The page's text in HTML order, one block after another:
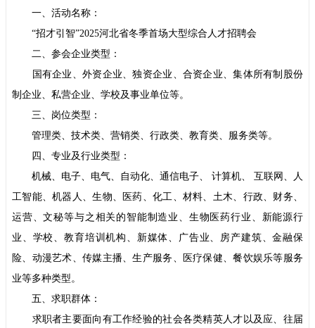
一、活动名称：
“招才引智”2025河北省冬季首场大型综合人才招聘会
二、参会企业类型：
国有企业、外资企业、独资企业、合资企业、集体所有制股份
制企业、私营企业、学校及事业单位等。
三、岗位类型：
管理类、技术类、营销类、行政类、教育类、服务类等。
四、专业及行业类型：
机械、电子、电气、自动化、通信电子、 计算机、 互联网、人
工智能、机器人、生物、医药、化工、材料、土木、行政、财务、
运营、文秘等与之相关的智能制造业、生物医药行业、新能源行
业、学校、教育培训机构、新媒体、广告业、房产建筑、金融保
险、动漫艺术、传媒主播、生产服务、医疗保健、餐饮娱乐等服务
业等多种类型。
五、求职群体：
求职者主要面向有工作经验的社会各类精英人才以及应、往届